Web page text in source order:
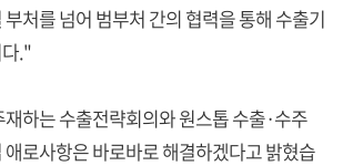
처를 넘어 범부처 간의 협력을 통해 수출기
."
하는 수출전략회의와 원스톱 수출·수주
로사항은 바로바로 해결하겠다고 밝혔습